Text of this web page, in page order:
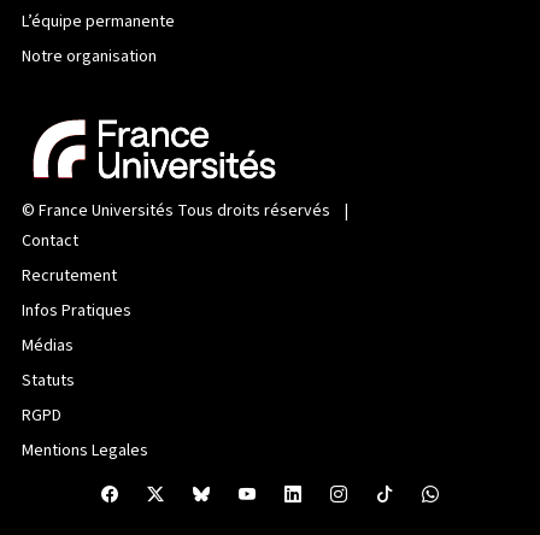
L’équipe permanente
Notre organisation
© France Universités Tous droits réservés |
Contact
Recrutement
Infos Pratiques
Médias
Statuts
RGPD
Mentions Legales